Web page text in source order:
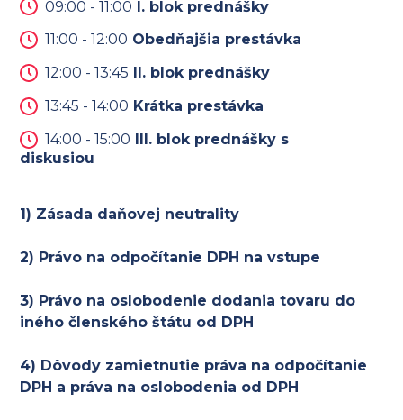
09:00 - 11:00 I. blok prednášky
11:00 - 12:00 Obedňajšia prestávka
12:00 - 13:45 II. blok prednášky
13:45 - 14:00 Krátka prestávka
14:00 - 15:00 III. blok prednášky s
diskusiou
1) Zásada daňovej neutrality
2) Právo na odpočítanie DPH na vstupe
3) Právo na oslobodenie dodania tovaru do
iného členského štátu od DPH
4) Dôvody zamietnutie práva na odpočítanie
DPH a práva na oslobodenia od DPH